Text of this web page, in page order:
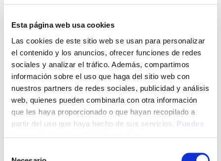
Esta página web usa cookies
Las cookies de este sitio web se usan para personalizar
el contenido y los anuncios, ofrecer funciones de redes
sociales y analizar el tráfico. Además, compartimos
información sobre el uso que haga del sitio web con
nuestros partners de redes sociales, publicidad y análisis
web, quienes pueden combinarla con otra información
que les haya proporcionado o que hayan recopilado a
partir del uso que haya hecho de sus servicios. Puedes
Latest Post
Presentación Campaña
Fotoprotección Álava 2026
12 de June de 2026
EVENTO EXPOFAMILY 2026
– Baluarte (Pamplona) del 15